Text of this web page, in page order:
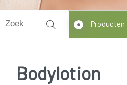
Producten
Bodylotion